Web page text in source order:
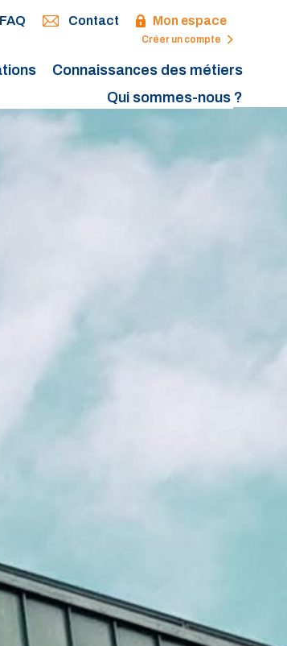
FAQ Contact Mon espace
Créer un compte
Connaissances des métiers
Qui sommes-nous ?